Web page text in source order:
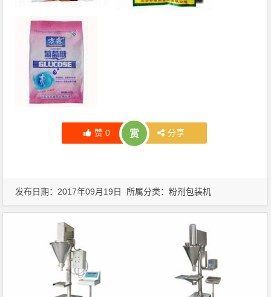
赞 0 赏 分享
发布日期：2017年09月19日 所属分类：粉剂包装机